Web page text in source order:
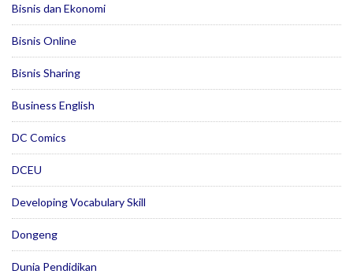
Bisnis dan Ekonomi
Bisnis Online
Bisnis Sharing
Business English
DC Comics
DCEU
Developing Vocabulary Skill
Dongeng
Dunia Pendidikan